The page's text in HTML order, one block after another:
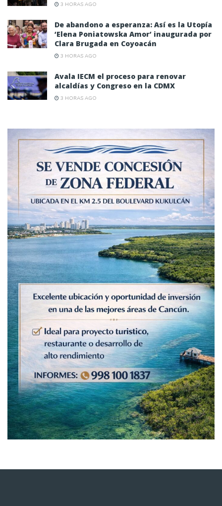
3 HORAS AGO
De abandono a esperanza: Así es la Utopía
‘Elena Poniatowska Amor’ inaugurada por
Clara Brugada en Coyoacán
3 HORAS AGO
Avala IECM el proceso para renovar
alcaldías y Congreso en la CDMX
3 HORAS AGO